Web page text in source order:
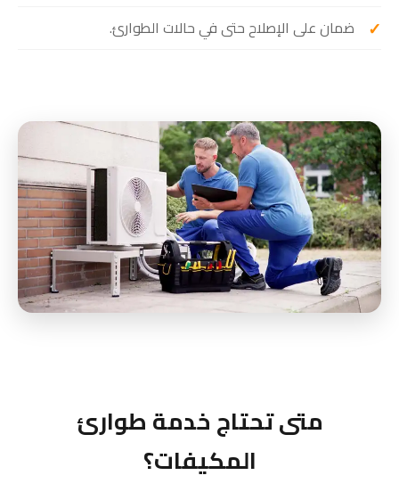
ضمان على الإصلاح حتى في حالات الطوارئ.
متى تحتاج خدمة طوارئ
المكيفات؟